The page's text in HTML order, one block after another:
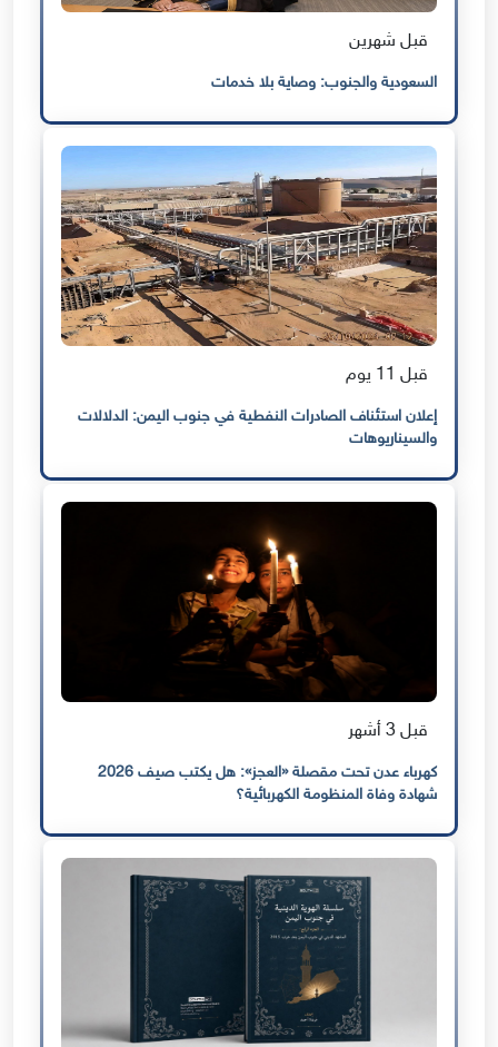
قبل شهرين
السعودية والجنوب: وصاية بلا خدمات
قبل 11 يوم
إعلان استئناف الصادرات النفطية في جنوب اليمن: الدلالات
والسيناريوهات
قبل 3 أشهر
كهرباء عدن تحت مقصلة «العجز»: هل يكتب صيف 2026
شهادة وفاة المنظومة الكهربائية؟